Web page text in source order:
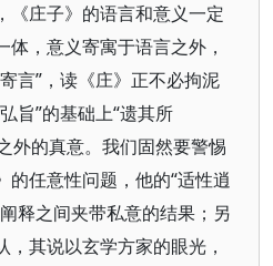
《庄子》的语言和意义一定
，意义寄寓于语言之外，
言”，读《庄》正不必拘泥
旨”的基础上“遗其所
外的真意。我们固然要警惕
任意性问题，他的“适性逍
释之间夹带私意的结果；另
其说以玄学方家的眼光，